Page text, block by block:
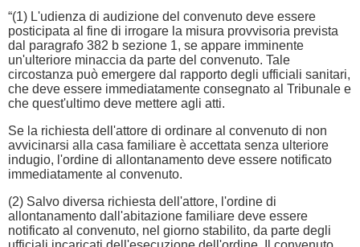
“(1) L'udienza di audizione del convenuto deve essere
posticipata al fine di irrogare la misura provvisoria prevista
dal paragrafo 382 b sezione 1, se appare imminente
un'ulteriore minaccia da parte del convenuto. Tale
circostanza può emergere dal rapporto degli ufficiali sanitari,
che deve essere immediatamente consegnato al Tribunale e
che quest'ultimo deve mettere agli atti.
Se la richiesta dell'attore di ordinare al convenuto di non
avvicinarsi alla casa familiare è accettata senza ulteriore
indugio, l'ordine di allontanamento deve essere notificato
immediatamente al convenuto.
(2) Salvo diversa richiesta dell'attore, l'ordine di
allontanamento dall'abitazione familiare deve essere
notificato al convenuto, nel giorno stabilito, da parte degli